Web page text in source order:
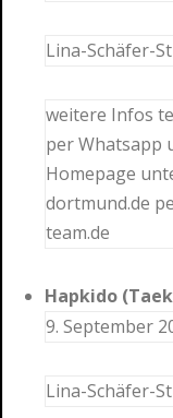
Lina-Schäfer-
weitere Infos
per Whatsapp
Homepage
dortmund.de
team.de
Hapkido
9. September
Lina-Schäfer-